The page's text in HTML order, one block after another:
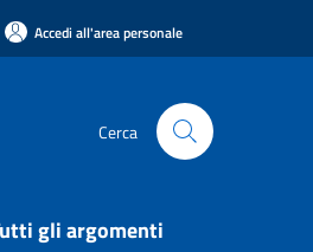
Accedi all'area personale
Cerca
gli argomenti